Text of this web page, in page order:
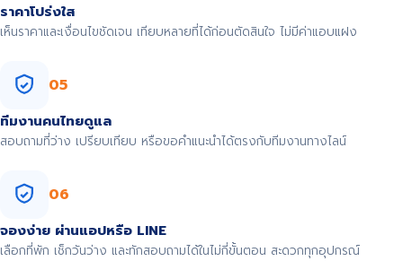
ราคาโปร่งใส
เห็นราคาและเงื่อนไขชัดเจน เทียบหลายที่ได้ก่อนตัดสินใจ ไม่มีค่าแอบแฝง
05
ทีมงานคนไทยดูแล
สอบถามที่ว่าง เปรียบเทียบ หรือขอคำแนะนำได้ตรงกับทีมงานทางไลน์
06
จองง่าย ผ่านแอปหรือ LINE
เลือกที่พัก เช็กวันว่าง และทักสอบถามได้ในไม่กี่ขั้นตอน สะดวกทุกอุปกรณ์